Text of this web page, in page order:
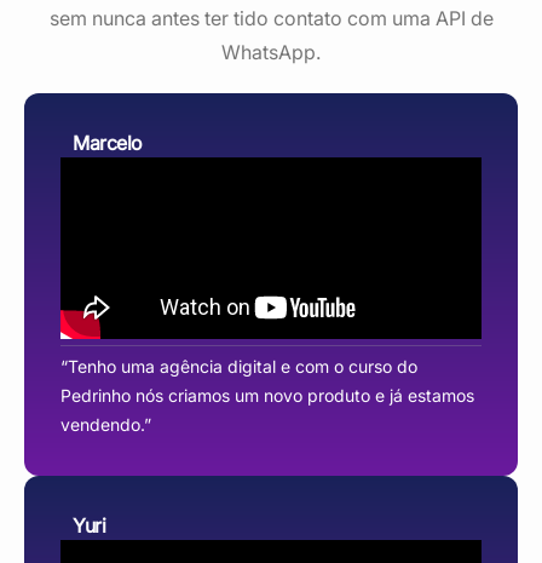
sem nunca antes ter tido contato com uma API de
WhatsApp.
Marcelo
“Tenho uma agência digital e com o curso do
Pedrinho nós criamos um novo produto e já estamos
vendendo.”
Yuri